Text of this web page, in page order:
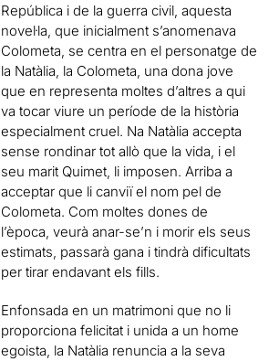
República i de la guerra civil, aquesta
novel·la, que inicialment s’anomenava
Colometa, se centra en el personatge de
la Natàlia, la Colometa, una dona jove
que en representa moltes d’altres a qui
va tocar viure un període de la història
especialment cruel. Na Natàlia accepta
sense rondinar tot allò que la vida, i el
seu marit Quimet, li imposen. Arriba a
acceptar que li canviï el nom pel de
Colometa. Com moltes dones de
l’època, veurà anar-se’n i morir els seus
estimats, passarà gana i tindrà dificultats
per tirar endavant els fills.
Enfonsada en un matrimoni que no li
proporciona felicitat i unida a un home
egoista, la Natàlia renuncia a la seva